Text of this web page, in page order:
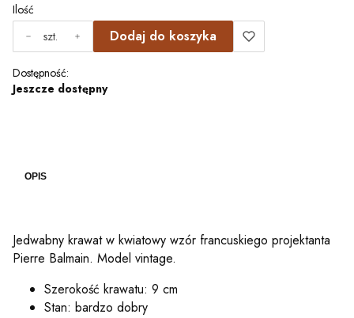
Ilość
szt.
Dodaj do koszyka
Dostępność:
Jeszcze dostępny
OPIS
Jedwabny krawat w kwiatowy wzór francuskiego projektanta
Pierre Balmain. Model vintage.
Szerokość krawatu: 9 cm
Stan: bardzo dobry